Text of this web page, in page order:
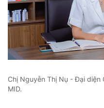
Chị Nguyễn Thị Nụ - Đại diện
MID.